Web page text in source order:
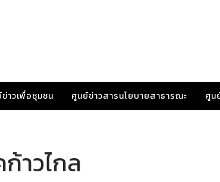
าวเพื่อชุมชน ศูนย์ข่าวสารนโยบายสาธารณะ ศูน
าวไกล